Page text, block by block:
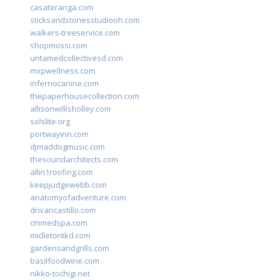
casateranga.com
sticksandstonesstudiooh.com
walkers-treeservice.com
shopmossi.com
untamedcollectivesd.com
mxpwellness.com
infernocanine.com
thepaperhousecollection.com
allisonwillisholley.com
solslite.org
portwayinn.com
djmaddogmusic.com
thesoundarchitects.com
allin1roofing.com
keepjudgewebb.com
anatomyofadventure.com
drivancastillo.com
cmmedspa.com
midletontkd.com
gardensandgrills.com
basilfoodwine.com
nikko-tochigi.net